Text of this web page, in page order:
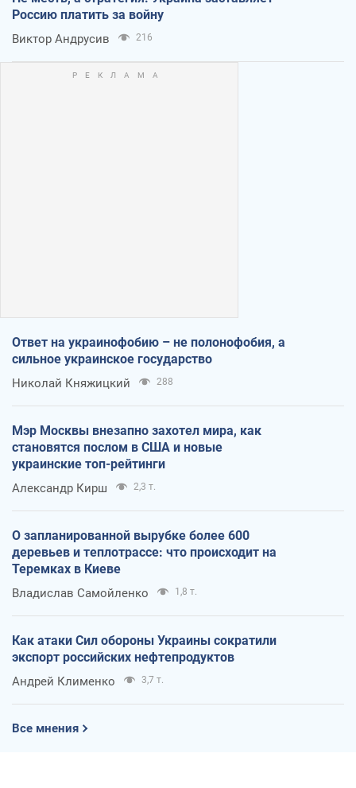
Россию платить за войну
Виктор Андрусив 216
Ответ на украинофобию – не полонофобия, а
сильное украинское государство
Николай Княжицкий 288
Мэр Москвы внезапно захотел мира, как
становятся послом в США и новые
украинские топ-рейтинги
Александр Кирш 2,3 т.
О запланированной вырубке более 600
деревьев и теплотрассе: что происходит на
Теремках в Киеве
Владислав Самойленко 1,8 т.
Как атаки Сил обороны Украины сократили
экспорт российских нефтепродуктов
Андрей Клименко 3,7 т.
Все мнения